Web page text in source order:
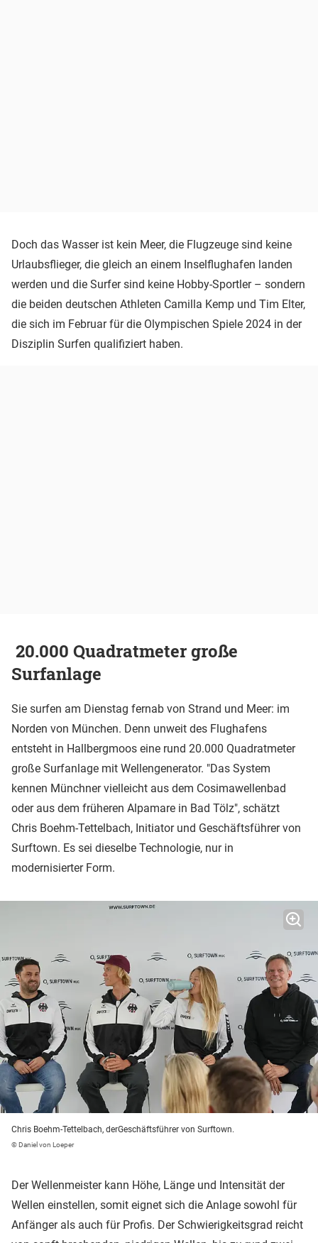
Doch das Wasser ist kein Meer, die Flugzeuge sind keine
Urlaubsflieger, die gleich an einem Inselflughafen landen
werden und die Surfer sind keine Hobby-Sportler – sondern
die beiden deutschen Athleten Camilla Kemp und Tim Elter,
die sich im Februar für die Olympischen Spiele 2024 in der
Disziplin Surfen qualifiziert haben.
20.000 Quadratmeter große
Surfanlage
Sie surfen am Dienstag fernab von Strand und Meer: im
Norden von München. Denn unweit des Flughafens
entsteht in Hallbergmoos eine rund 20.000 Quadratmeter
große Surfanlage mit Wellengenerator. "Das System
kennen Münchner vielleicht aus dem Cosimawellenbad
oder aus dem früheren Alpamare in Bad Tölz", schätzt
Chris Boehm-Tettelbach, Initiator und Geschäftsführer von
Surftown. Es sei dieselbe Technologie, nur in
modernisierter Form.
Chris Boehm-Tettelbach, derGeschäftsführer von Surftown.
© Daniel von Loeper
Der Wellenmeister kann Höhe, Länge und Intensität der
Wellen einstellen, somit eignet sich die Anlage sowohl für
Anfänger als auch für Profis. Der Schwierigkeitsgrad reicht